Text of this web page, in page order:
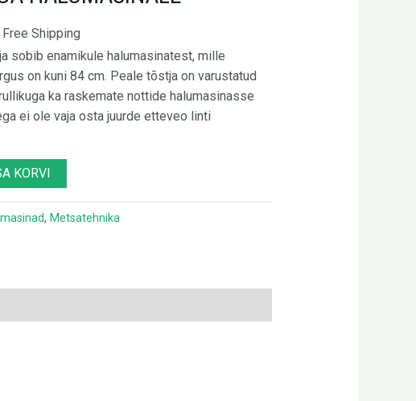
Free Shipping
sobib enamikule halumasinatest, mille
on kuni 84 cm. Peale tõstja on varustatud
ka raskemate nottide halumasinasse
ei ole vaja osta juurde etteveo linti
KORVI
, Metsatehnika